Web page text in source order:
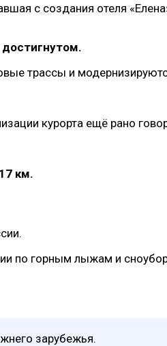
с создания отеля
трассы и
курорта ещё рано
км.
по горным лыжам и
зарубежья.